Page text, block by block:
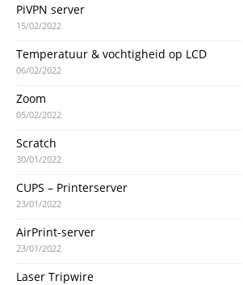
PiVPN server
15/02/2022
Temperatuur & vochtigheid op LCD
06/02/2022
Zoom
05/02/2022
Scratch
30/01/2022
CUPS – Printerserver
23/01/2022
AirPrint-server
23/01/2022
Laser Tripwire